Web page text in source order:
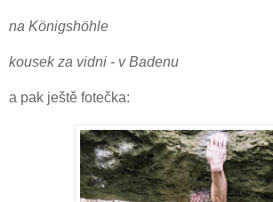
na Königshöhle
kousek za vidni - v Badenu
a pak ještě fotečka: